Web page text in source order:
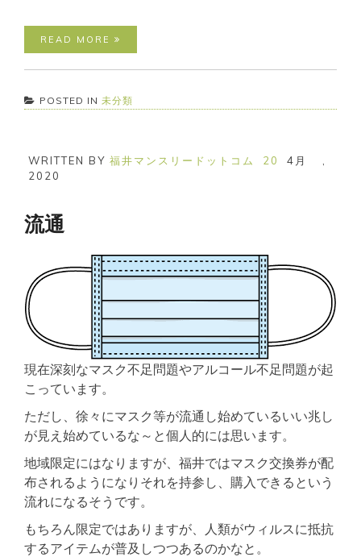
READ MORE
POSTED IN 未分類
WRITTEN BY 福井マンスリードットコム 20 4月
2020
流通
現在深刻なマスク不足問題やアルコール不足問題が起
こっています。
ただし、徐々にマスク等が流通し始めているいい兆し
が見え始めているな～と個人的には思います。
地域限定にはなりますが、福井ではマスク交換券が配
布されるようになりそれを持参し、購入できるという
流れになるそうです。
もちろん限定ではありますが、人類がウィルスに抵抗
するアイテムが普及しつつあるのかなと。